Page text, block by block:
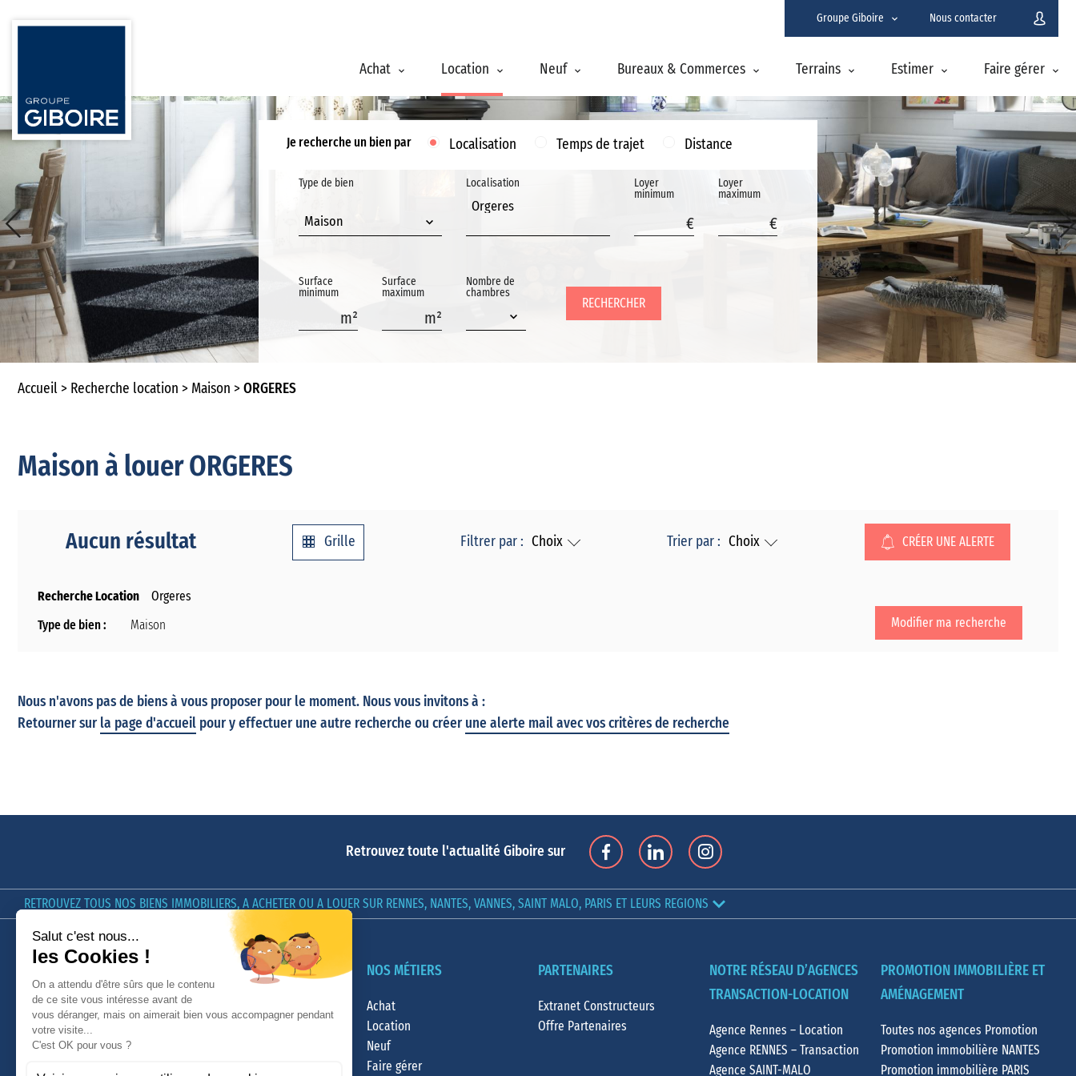
Achat Location Neuf Bureaux & Commerces Terrains Estimer Faire gérer
Groupe Giboire Nous contacter
Je recherche un bien par Localisation Temps de trajet Distance
Type de bien
Maison
Localisation
Orgeres
Loyer
minimum
Loyer
maximum
Surface
minimum
Surface
maximum
Nombre de
chambres
RECHERCHER
Accueil Recherche location Maison ORGERES
Maison à louer ORGERES
Aucun résultat Grille Filtrer par : Choix Trier par : Choix CRÉER UNE ALERTE
Recherche Location Orgeres
Type de bien : Maison Modifier ma recherche
Nous n'avons pas de biens à vous proposer pour le moment. Nous vous invitons à :
Retourner sur la page d'accueil pour y effectuer une autre recherche ou créer une alerte mail avec vos critères de recherche
Retrouvez toute l'actualité Giboire sur
RETROUVEZ TOUS NOS BIENS IMMOBILIERS, A ACHETER OU A LOUER SUR RENNES, NANTES, VANNES, SAINT MALO, PARIS ET LEURS REGIONS
Nos offres d'emploi
Qui sommes-nous ?
Nous contacter
GIBOIRE & VOUS
Groupe Giboire
NOS MÉTIERS
Achat
Location
Neuf
Faire gérer
PARTENAIRES
Extranet Constructeurs
Offre Partenaires
NOTRE RÉSEAU D’AGENCES
TRANSACTION-LOCATION
Agence Rennes – Location
Agence RENNES – Transaction
Agence SAINT-MALO
PROMOTION IMMOBILIÈRE ET
AMÉNAGEMENT
Toutes nos agences Promotion
Promotion immobilière NANTES
Promotion immobilière PARIS